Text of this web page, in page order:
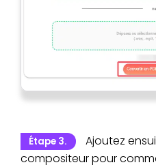
Étape 3.
Ajoutez
compositeur pour